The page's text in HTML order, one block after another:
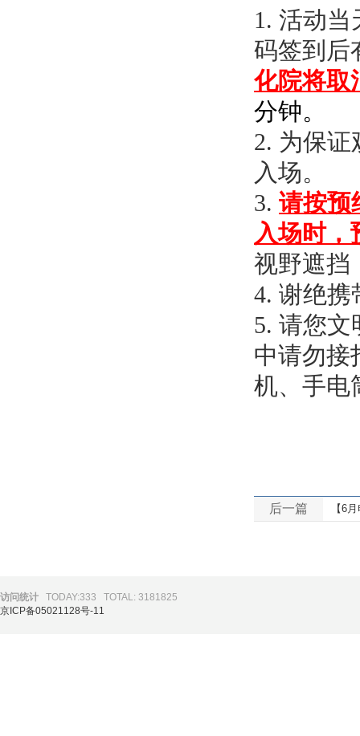
1. 活动
码签到后
化院将取
分钟。
2. 为保证
入场。
3. 请按预
入场时，
视野遮挡
4. 谢绝携
5. 请您
中请勿接
机、手电
后一篇 【6
访问统计 TODAY:333
TOTAL: 3181825
京ICP备05021128号-11